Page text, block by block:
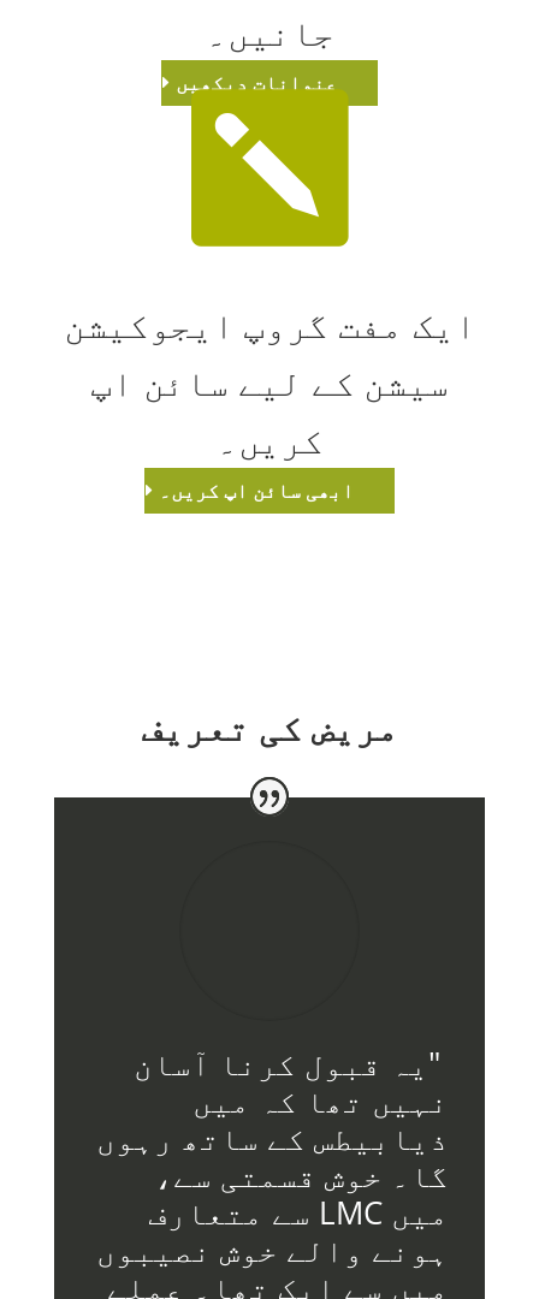
جانیں۔
عنوانات دیکھیں

ایک مفت گروپ ایجوکیشن
سیشن کے لیے سائن اپ
کریں۔
ابھی سائن اپ کریں۔
مریض کی تعریف
"یہ قبول کرنا آسان
نہیں تھا کہ میں
ذیابیطس کے ساتھ رہوں
گا۔ خوش قسمتی سے،
میں LMC سے متعارف
ہونے والے خوش نصیبوں
میں سے ایک تھا۔ عملے